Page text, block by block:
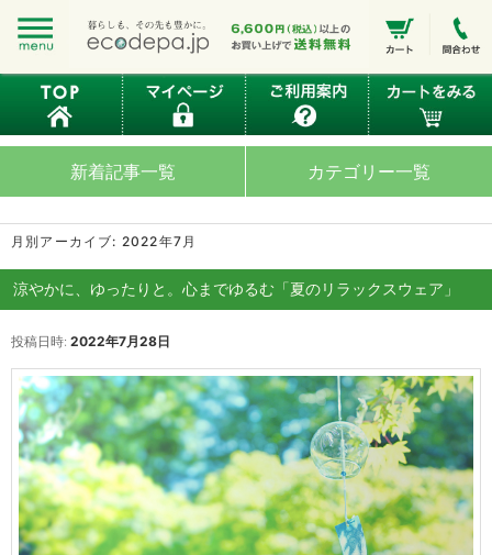
新着記事一覧 カテゴリー一覧
月別アーカイブ: 2022年7月
涼やかに、ゆったりと。心までゆるむ「夏のリラックスウェア」
投稿日時: 2022年7月28日